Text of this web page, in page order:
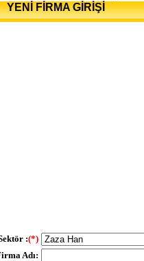
YENİ FİRMA GİRİŞİ
:(*)
Adı: